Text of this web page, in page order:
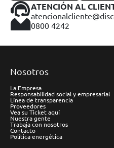
ATENCIÓN AL
0800 4242
Nosotros
La Empresa
Responsabilidad social y empresarial
Línea de transparencia
Proveedores
Vea su Ticket aquí
Nuestra gente
Trabaja con nosotros
Contacto
Política energética